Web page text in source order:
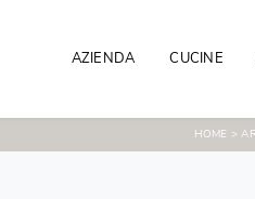
AZIENDA CUCINE
HOME >